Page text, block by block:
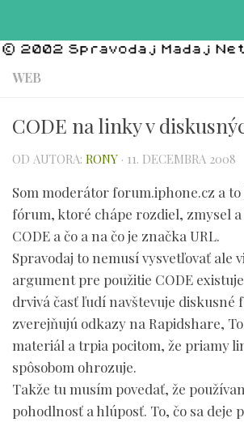
WEB
CODE na linky v
OD AUTORA: RONY · 11. DECEMBRA 2008
Som moderátor forum.iphone.cz a
fórum, ktoré chápe rozdiel, zmysel
CODE a čo a na čo je značka URL.
Spravodaj to nemusí vysvetľovať ale
argument pre použitie CODE
drvivá časť ľudí navštevuje diskusné
zverejňujú odkazy na Rapidshare,
materiál a trpia pocitom, že priamy
spôsobom ohrozuje.
Takže tu musím povedať, že
pohodlnosť a hlúposť. To, čo sa deje